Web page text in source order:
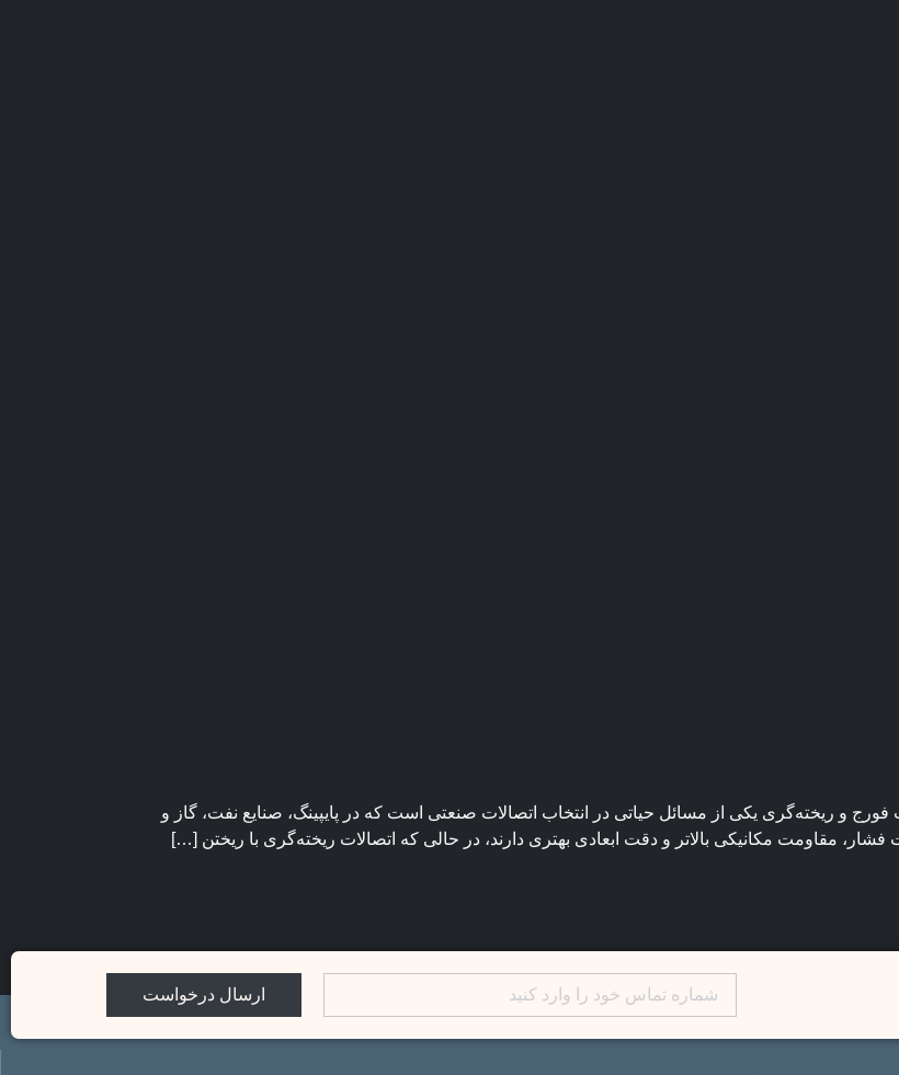
و ریخته‌گری یکی از مسائل حیاتی در انتخاب اتصالات صنعتی است که در پایپینگ، صنایع نفت، گاز و
مقاومت مکانیکی بالاتر و دقت ابعادی بهتری دارند، در حالی که اتصالات ریخته‌گری با ریختن […]
ارسال درخواست